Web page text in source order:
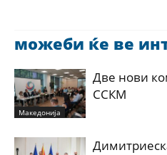
можеби ќе ве
Македонија
Две нови
ССКМ